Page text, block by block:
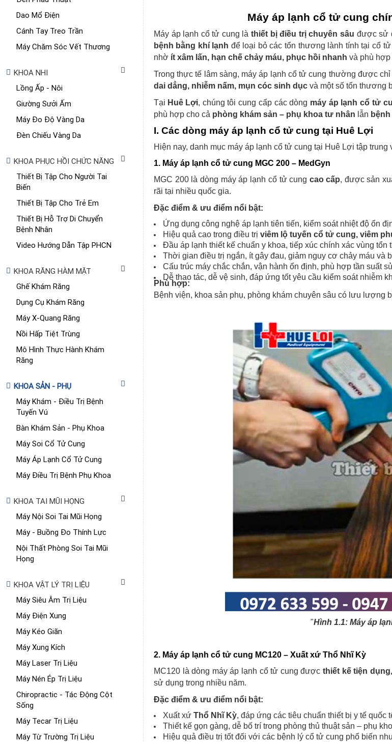
Dao Mổ Điện
Cánh Tay Treo Trần
Máy Chăm Sóc Vết Thương
KHOA NHI
Lồng Ấp - Nôi
Giường Sưởi Ấm
Máy Đo Độ Vàng Da
Đèn Chiếu Vàng Da
KHOA PHỤC HỒI CHỨC NĂNG
Thiết Bị Tập Cho Người Tai
Biến
Thiết Bị Tập Cho Trẻ Em
Thiết Bị Hỗ Trợ Di Chuyển
Bệnh Nhân
Video Hướng Dẫn Tập PHCN
KHOA RĂNG HÀM MẶT
Ghế Khám Răng
Dụng Cụ Khám Răng
Máy X-Quang Răng
Nồi Hấp Tiệt Trùng
Mô Hình Thực Hành Khám
Răng
KHOA SẢN - PHỤ
Máy Khám - Điều Trị Bệnh
Tuyến Vú
Bàn Khám Sản - Phụ Khoa
Máy Soi Cổ Tử Cung
Máy Áp Lạnh Cổ Tử Cung
Máy Điều Trị Bệnh Phụ Khoa
KHOA TAI MŨI HỌNG
Máy Nội Soi Tai Mũi Họng
Máy - Buồng Đo Thính Lực
Nội Thất Phòng Soi Tai Mũi
Họng
KHOA VẬT LÝ TRỊ LIỆU
Máy Siêu Âm Trị Liệu
Máy Điện Xung
Máy Kéo Giãn
Máy Xung Kích
Máy Laser Trị Liệu
Máy Nén Ép Trị Liệu
Chiropractic - Tác Động Cột
Sống
Máy Tecar Trị Liệu
Máy Từ Trường Trị Liệu
Máy áp lạnh cổ tử cung
Máy áp lạnh cổ tử cung là thiết bị điều trị chuyên sâu được sử
bệnh bằng khí lạnh để loại bỏ các tổn thương lành tính tại cổ
nhờ ít xâm lấn, hạn chế chảy máu, phục hồi nhanh và phù
Trong thực tế lâm sàng, máy áp lạnh cổ tử cung thường được
dai dẳng, nhiễm nấm, mụn cóc sinh dục và một số tổn thương
Tại Huê Lợi, chúng tôi cung cấp các dòng máy áp lạnh cổ tử
phù hợp cho cả phòng khám sản – phụ khoa tư nhân lẫn
I. Các dòng máy áp lạnh cổ tử cung tại Huê Lợi
Hiện nay, danh mục máy áp lạnh cổ tử cung tại Huê Lợi tập trung
1. Máy áp lạnh cổ tử cung MGC 200 – MedGyn
MGC 200 là dòng máy áp lạnh cổ tử cung cao cấp, được sản
rãi tại nhiều quốc gia.
Đặc điểm & ưu điểm nổi bật:
Ứng dụng công nghệ áp lạnh tiên tiến, kiểm soát nhiệt độ ổn
Hiệu quả cao trong điều trị viêm lộ tuyến cổ tử cung, viêm
Đầu áp lạnh thiết kế chuẩn y khoa, tiếp xúc chính xác vùng
Thời gian điều trị ngắn, ít gây đau, giảm nguy cơ chảy máu và
Cấu trúc máy chắc chắn, vận hành ổn định, phù hợp tần suất
Dễ thao tác, dễ vệ sinh, đáp ứng tốt yêu cầu kiểm soát nhiễm
Phù hợp:
Bệnh viện, khoa sản phụ, phòng khám chuyên sâu có lưu lượng
"Hình 1.1: Máy áp
2. Máy áp lạnh cổ tử cung MC120 – Xuất xứ Thổ Nhĩ Kỳ
MC120 là dòng máy áp lạnh cổ tử cung được thiết kế tiện
sử dụng trong nhiều năm.
Đặc điểm & ưu điểm nổi bật:
Xuất xứ Thổ Nhĩ Kỳ, đáp ứng các tiêu chuẩn thiết bị y tế quốc
Thiết kế gọn gàng, dễ bố trí trong phòng thủ thuật sản – phụ
Hiệu quả điều trị tốt đối với các bệnh lý cổ tử cung phổ biến